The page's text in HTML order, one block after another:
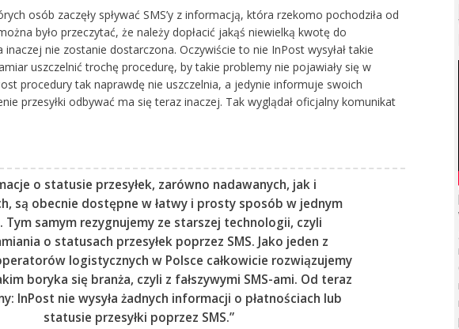
osób zaczęły spływać SMS’y z informacją, która rzekomo pochodziła od
było przeczytać, że należy dopłacić jakąś niewielką kwotę do
nie zostanie dostarczona. Oczywiście to nie InPost wysyłał takie
uszczelnić trochę procedurę, by takie problemy nie pojawiały się w
procedury tak naprawdę nie uszczelnia, a jedynie informuje swoich
przesyłki odbywać ma się teraz inaczej. Tak wyglądał oficjalny komunikat
o statusie przesyłek, zarówno nadawanych, jak i
są obecnie dostępne w łatwy i prosty sposób w jednym
Tym samym rezygnujemy ze starszej technologii, czyli
o statusach przesyłek poprzez SMS. Jako jeden z
logistycznych w Polsce całkowicie rozwiązujemy
boryka się branża, czyli z fałszywymi SMS-ami. Od teraz
InPost nie wysyła żadnych informacji o płatnościach lub
statusie przesyłki poprzez SMS.”